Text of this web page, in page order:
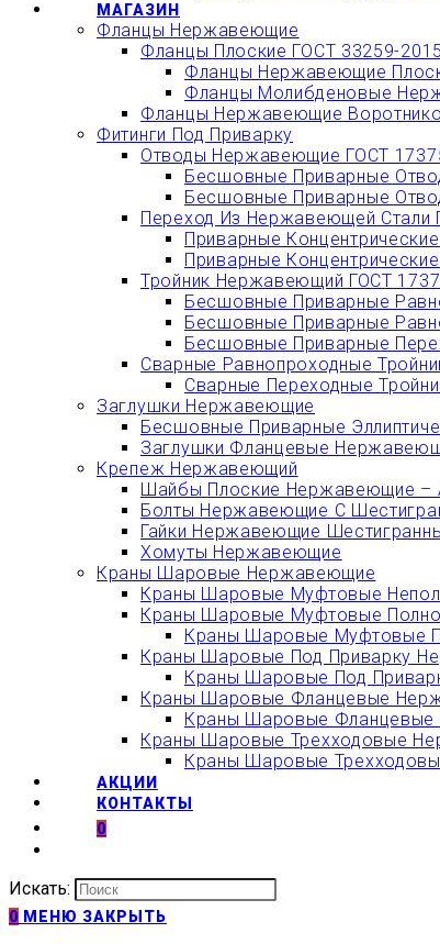
МАГАЗИН
Фланцы Нержавеющие
Фланцы Плоские ГОСТ 33259-2015
Фланцы Нержавеющие
Фланцы Молибденовые
Фланцы Нержавеющие
Фитинги Под Приварку
Отводы Нержавеющие ГОСТ
Бесшовные Приварные
Бесшовные Приварные
Переход Из Нержавеющей Стали
Приварные
Приварные
Тройник Нержавеющий ГОСТ
Бесшовные Приварные
Бесшовные Приварные
Бесшовные Приварные
Сварные Равнопроходные
Сварные Переходные
Заглушки Нержавеющие
Бесшовные Приварные
Заглушки Фланцевые
Крепеж Нержавеющий
Шайбы Плоские Нержавеющие –
Болты Нержавеющие С
Гайки Нержавеющие
Хомуты Нержавеющие
Краны Шаровые Нержавеющие
Краны Шаровые Муфтовые
Краны Шаровые Муфтовые
Краны Шаровые Муфтовые
Краны Шаровые Под Приварку
Краны Шаровые Под
Краны Шаровые Фланцевые
Краны Шаровые
Краны Шаровые Трехходовые
Краны Шаровые
АКЦИИ
КОНТАКТЫ
0
Искать:
0 МЕНЮ ЗАКРЫТЬ